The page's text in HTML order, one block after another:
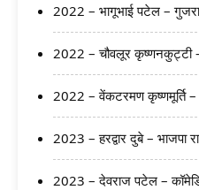
2022 – भागूभाई पटेल –
2022 – चौवलूर कृष्णनकुट्टी
2022 – वेंकटरमण कृष्णमूर्ति –
2023 – हरद्वार दुबे – भाजपा
2023 – देवराज पटेल –